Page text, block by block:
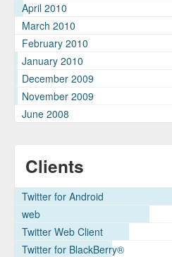
April 2010
March 2010
February 2010
January 2010
December 2009
November 2009
June 2008
Clients
Twitter for Android
web
Twitter Web Client
Twitter for BlackBerry®